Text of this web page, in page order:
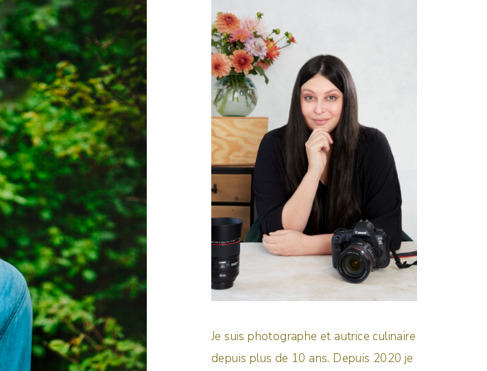
Je suis photographe et autrice culinaire
depuis plus de 10 ans. Depuis 2020 je